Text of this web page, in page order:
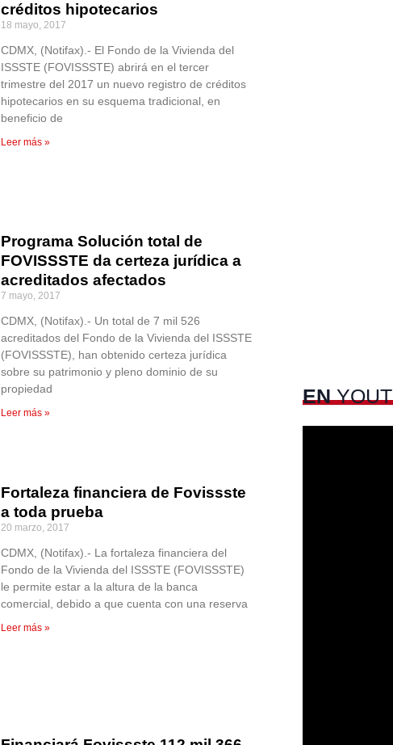
créditos hipotecarios
18 mayo, 2017
CDMX, (Notifax).- El Fondo de la Vivienda del
ISSSTE (FOVISSSTE) abrirá en el tercer
trimestre del 2017 un nuevo registro de créditos
hipotecarios en su esquema tradicional, en
beneficio de
Leer más »
Programa Solución total de
FOVISSSTE da certeza jurídica a
acreditados afectados
7 mayo, 2017
CDMX, (Notifax).- Un total de 7 mil 526
acreditados del Fondo de la Vivienda del ISSSTE
(FOVISSSTE), han obtenido certeza jurídica
sobre su patrimonio y pleno dominio de su
propiedad
Leer más »
Fortaleza financiera de Fovissste
a toda prueba
20 marzo, 2017
CDMX, (Notifax).- La fortaleza financiera del
Fondo de la Vivienda del ISSSTE (FOVISSSTE)
le permite estar a la altura de la banca
comercial, debido a que cuenta con una reserva
Leer más »
EN